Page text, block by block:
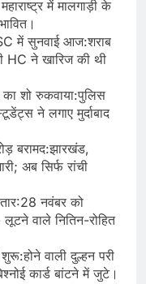
में मालगाड़ी के
में सुनवाई आज:शराब
HC ने खारिज की थी
का शो रुकवाया:पुलिस
ने लगाए मुर्दाबाद
बरामद:झारखंड,
अब सिर्फ रांची
नवंबर को
वाले नितिन-रोहित
वाली दुल्हन परी
कार्ड बांटने में जुटे।